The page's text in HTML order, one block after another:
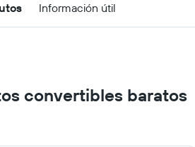
Información útil
convertibles baratos